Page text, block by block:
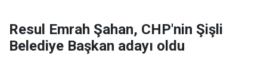
Resul Emrah Şahan, CHP'nin Şişli
Belediye Başkan adayı oldu